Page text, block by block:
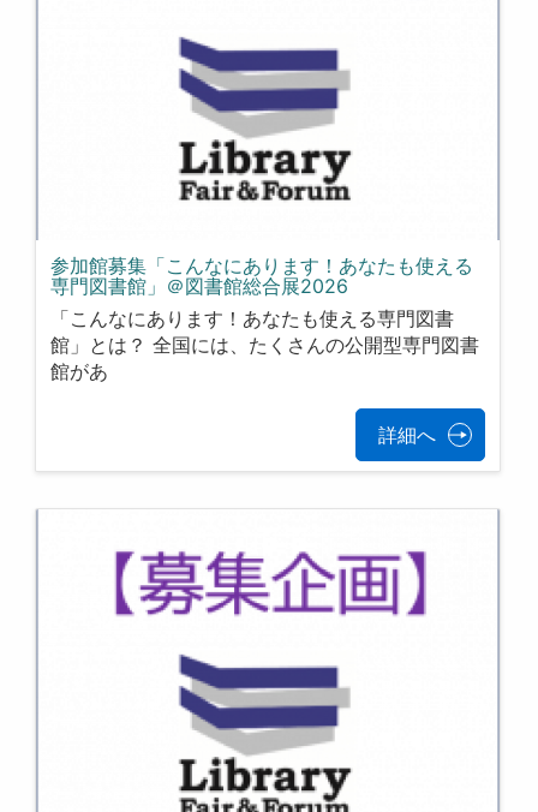
参加館募集「こんなにあります！あなたも使える
専門図書館」＠図書館総合展2026
「こんなにあります！あなたも使える専門図書
館」とは？ 全国には、たくさんの公開型専門図書
館があ
詳細へ